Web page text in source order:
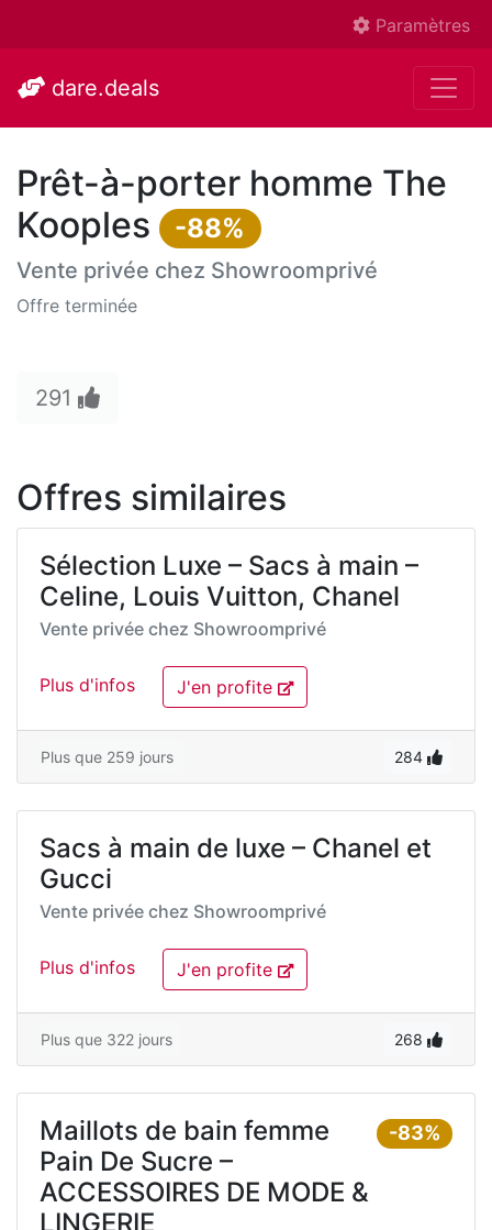
Paramètres
dare.deals
Prêt-à-porter homme The
Kooples
-88%
Vente privée chez Showroomprivé
Offre terminée
291
Offres similaires
Sélection Luxe – Sacs à main –
Celine, Louis Vuitton, Chanel
Vente privée chez Showroomprivé
Plus d'infos J'en profite
Plus que 259 jours 284
Sacs à main de luxe – Chanel et
Gucci
Vente privée chez Showroomprivé
Plus d'infos J'en profite
Plus que 322 jours 268
-83%
Maillots de bain femme
Pain De Sucre –
ACCESSOIRES DE MODE &
LINGERIE